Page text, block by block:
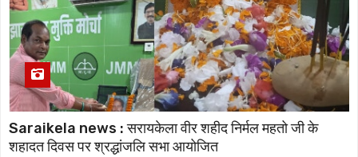
Saraikela news : सरायकेला वीर शहीद निर्मल महतो जी के
शहादत दिवस पर श्रद्धांजलि सभा आयोजित